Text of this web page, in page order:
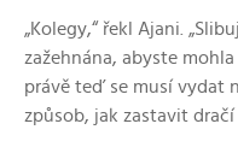
„Kolegy,“ řekl Ajani.
zažehnána, abyste
právě teď se musí vydat
způsob, jak zastavit dračí